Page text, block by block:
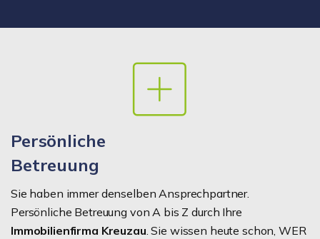
Persönliche
Betreuung
Sie haben immer denselben Ansprechpartner.
Persönliche Betreuung von A bis Z durch Ihre
Immobilienfirma Kreuzau. Sie wissen heute schon, WER